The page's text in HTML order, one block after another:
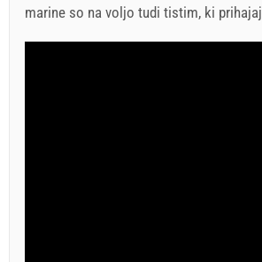
marine so na voljo tudi tistim, ki